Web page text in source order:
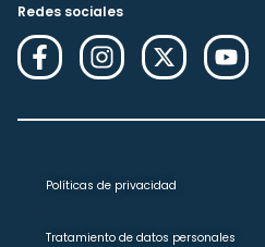
Redes sociales
Políticas de privacidad
Tratamiento de datos personales